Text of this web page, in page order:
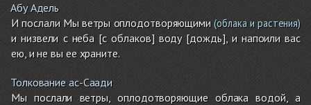
Абу Адель
И послали Мы ветры оплодотворяющими(облака и растения)
и низвели с неба [с облаков] воду [дождь], и напоили вас
ею, и не вы ее храните.
Толкование ас-Саади
Мы послали ветры, оплодотворяющие облака водой, а